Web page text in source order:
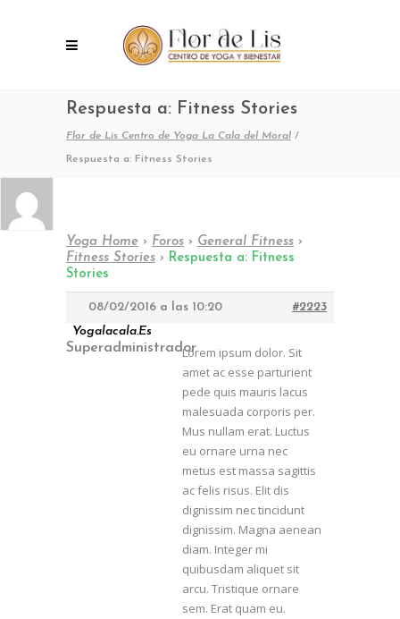
Respuesta a: Fitness Stories
Flor de Lis Centro de Yoga La Cala del Moral /
Respuesta a: Fitness Stories
Yoga Home › Foros › General Fitness ›
Fitness Stories › Respuesta a: Fitness
Stories
08/02/2016 a las 10:20
#2223
Yogalacala.es
SuperadministradorLorem ipsum dolor. Sit
amet ac esse parturient
pede quis mauris lacus
malesuada corporis per.
Mus nullam erat. Luctus
eu ornare urna nec
metus est massa sagittis
ac felis risus. Elit dis
dignissim nec tincidunt
dignissim. Magna aenean
diam. Integer mi
quibusdam aliquet sit
arcu. Tristique ornare
sem. Erat quam eu.